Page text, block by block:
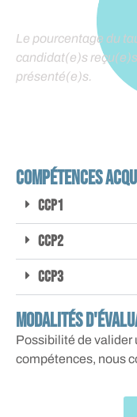
Le pourcentage du
candidat(e)s
présenté(e)s.
compétences
CCP1
CCP2
CCP3
Modalités
Possibilité de valider
compétences, nous